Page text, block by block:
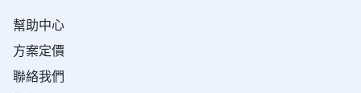
幫助中心
方案定價
聯絡我們